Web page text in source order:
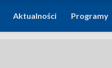
Aktualności Programy